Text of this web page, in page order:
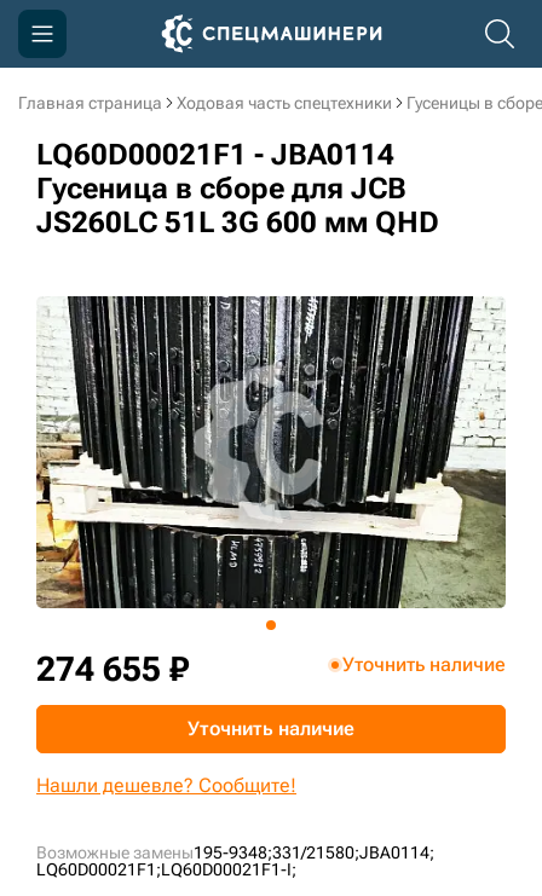
Главная страница Ходовая часть спецтехники Гусеницы в сборе
LQ60D00021F1 - JBA0114
Гусеница в сборе для JCB
JS260LC 51L 3G 600 мм QHD
Возможные замены195-9348;331/21580;JBA0114;
LQ60D00021F1;LQ60D00021F1-I;
274 655 ₽ Уточнить наличие
Уточнить наличие
Нашли дешевле? Сообщите!
Компания
Акции
Доставка и оплата
Контакты
3D тур по производству
3D тур по складам
sksale@skdst.ru
+7 (499) 394-50-93